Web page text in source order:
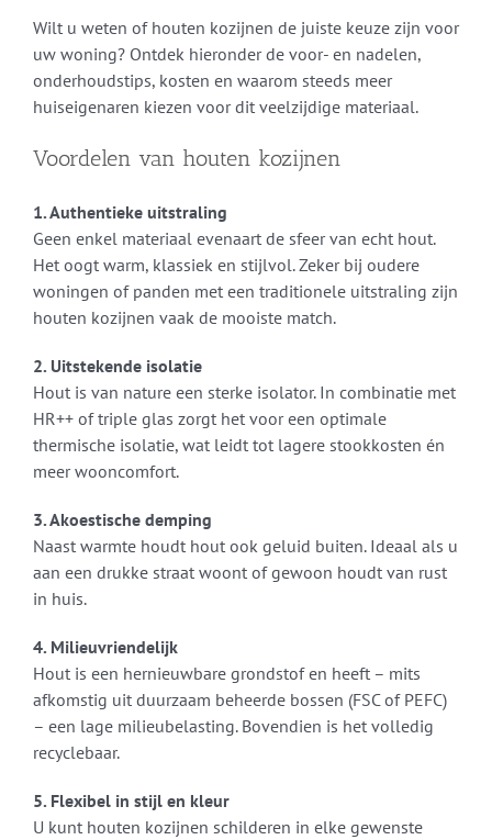
Wilt u weten of houten kozijnen de juiste keuze zijn voor
uw woning? Ontdek hieronder de voor- en nadelen,
onderhoudstips, kosten en waarom steeds meer
huiseigenaren kiezen voor dit veelzijdige materiaal.
Voordelen van houten kozijnen
1. Authentieke uitstraling
Geen enkel materiaal evenaart de sfeer van echt hout.
Het oogt warm, klassiek en stijlvol. Zeker bij oudere
woningen of panden met een traditionele uitstraling zijn
houten kozijnen vaak de mooiste match.
2. Uitstekende isolatie
Hout is van nature een sterke isolator. In combinatie met
HR++ of triple glas zorgt het voor een optimale
thermische isolatie, wat leidt tot lagere stookkosten én
meer wooncomfort.
3. Akoestische demping
Naast warmte houdt hout ook geluid buiten. Ideaal als u
aan een drukke straat woont of gewoon houdt van rust
in huis.
4. Milieuvriendelijk
Hout is een hernieuwbare grondstof en heeft – mits
afkomstig uit duurzaam beheerde bossen (FSC of PEFC)
– een lage milieubelasting. Bovendien is het volledig
recyclebaar.
5. Flexibel in stijl en kleur
U kunt houten kozijnen schilderen in elke gewenste